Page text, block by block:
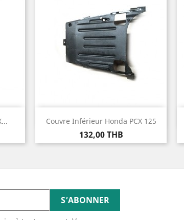
Couvre Inférieur Honda PCX 125
Prix
132,00 THB
Aperçu rapide